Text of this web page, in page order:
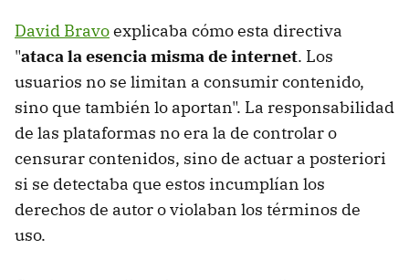
David Bravoexplicaba cómo esta directiva
"ataca la esencia misma de internet. Los
usuarios no se limitan a consumir contenido,
sino que también lo aportan". La responsabilidad
de las plataformas no era la de controlar o
censurar contenidos, sino de actuar a posteriori
si se detectaba que estos incumplían los
derechos de autor o violaban los términos de
uso.